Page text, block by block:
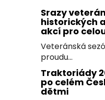
Srazy
historických
akcí pro
Veteránská
proudu...
Traktoriády
po celém
dětmi